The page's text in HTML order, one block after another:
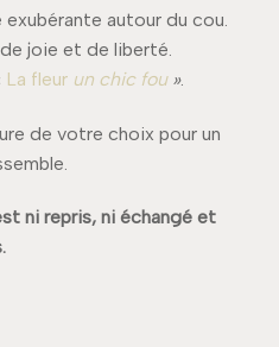
autour du cou.
joie et de liberté.
La fleur un chic fou ».
de votre choix pour un
ni repris, ni échangé et